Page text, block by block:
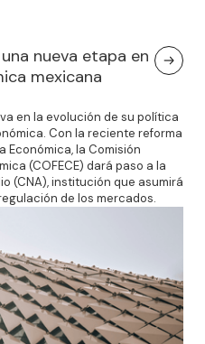
una nueva etapa en
mexicana
en la evolución de su política
Con la reciente reforma
Económica, la Comisión
(COFECE) dará paso a la
(CNA), institución que asumirá
de los mercados.